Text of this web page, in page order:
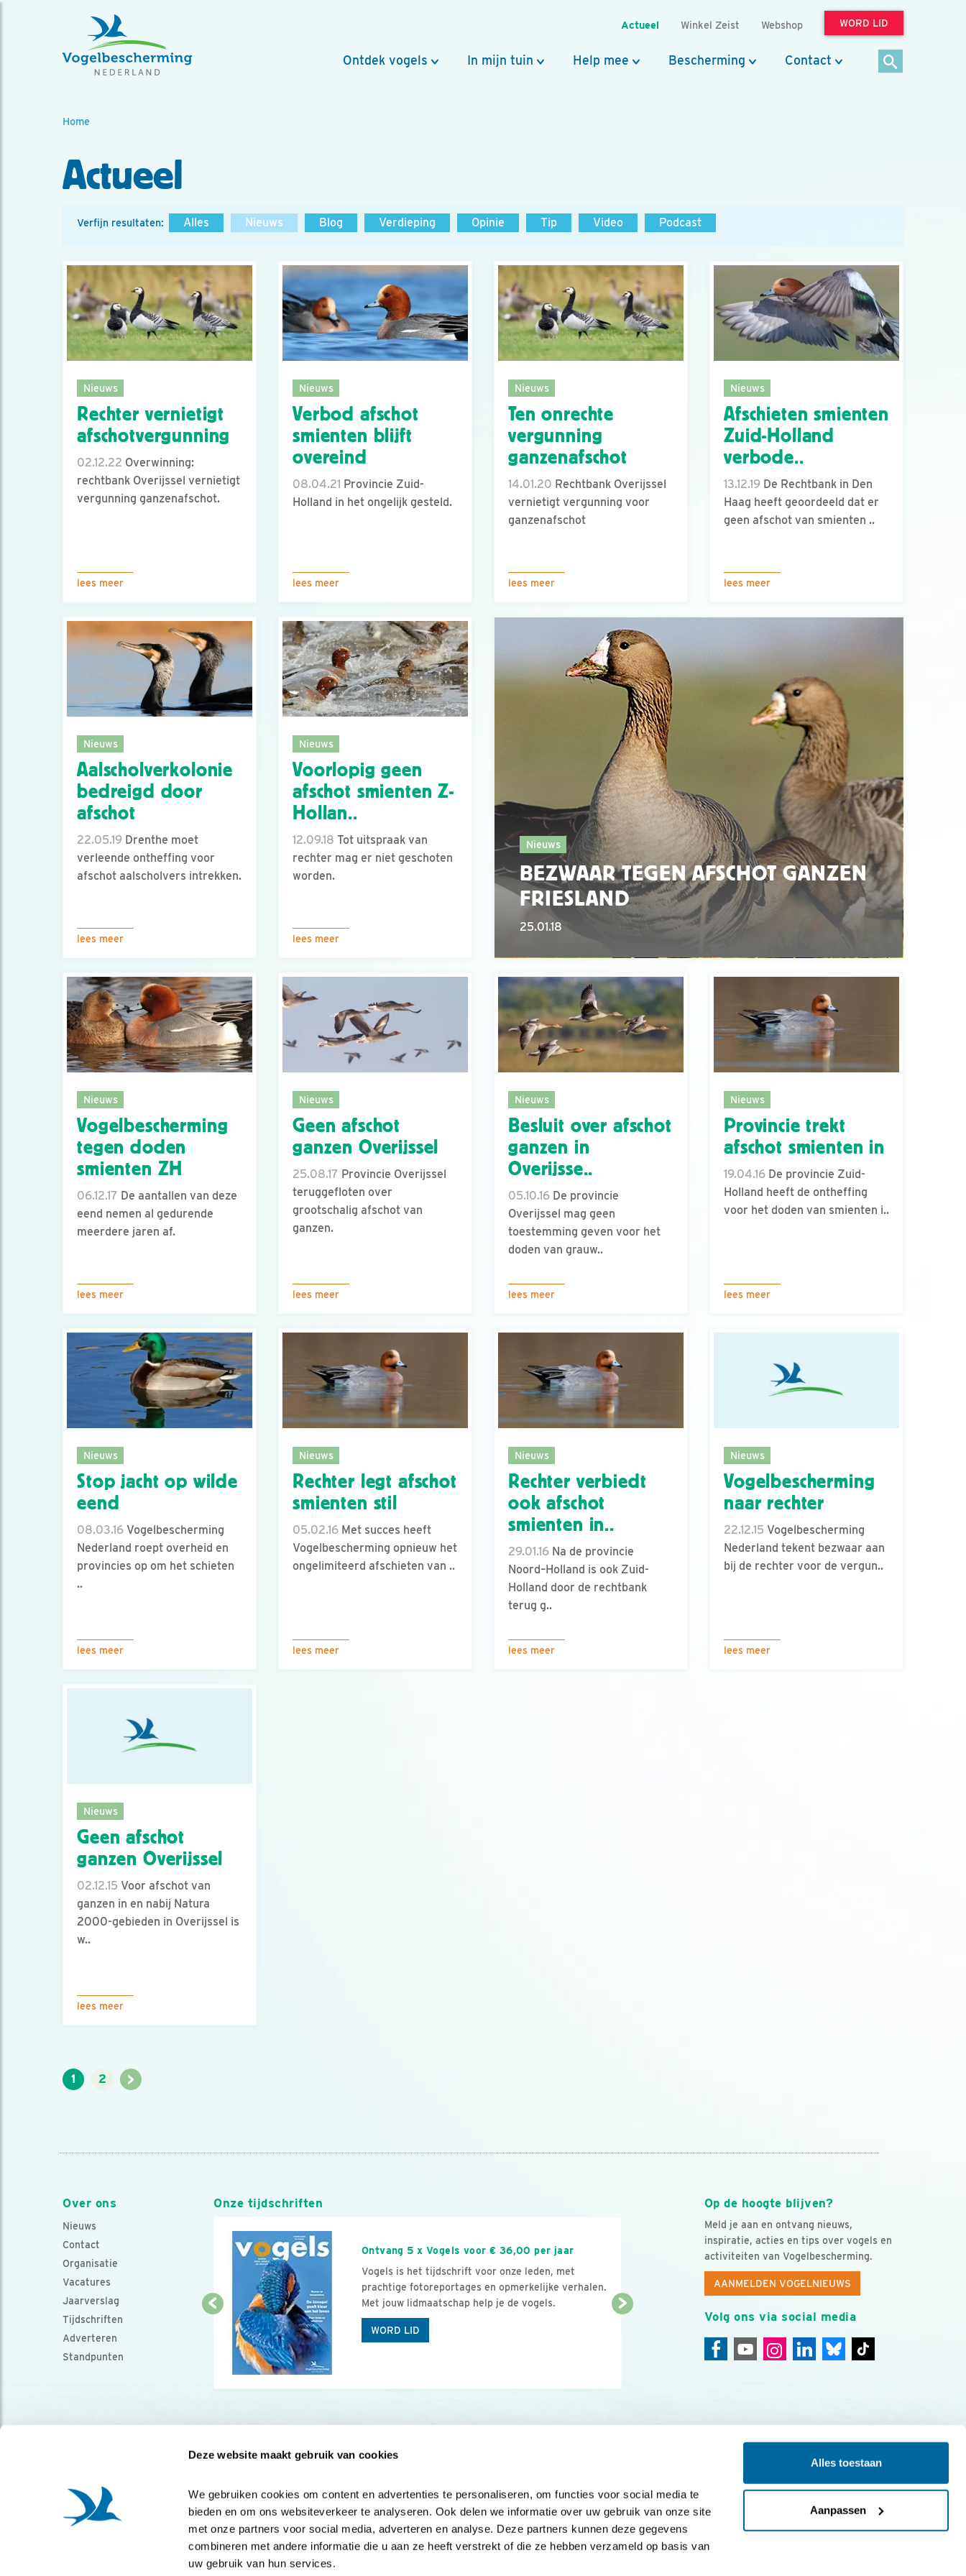
Deze website maakt gebruik van cookies
We gebruiken cookies om content en advertenties te personaliseren, om functies voor social media te
bieden en om ons websiteverkeer te analyseren. Ook delen we informatie over uw gebruik van onze site
met onze partners voor social media, adverteren en analyse. Deze partners kunnen deze gegevens
combineren met andere informatie die u aan ze heeft verstrekt of die ze hebben verzameld op basis van
uw gebruik van hun services.
Alles toestaan
Aanpassen
Actueel Winkel Zeist Webshop WORD LID
Ontdek vogels In mijn tuin Help mee Bescherming Contact
Home
Actueel
Verfijn resultaten: Alles Nieuws Blog Verdieping Opinie Tip Video Podcast
Nieuws
Rechter vernietigt
afschotvergunning
02.12.22 Overwinning:
rechtbank Overijssel vernietigt
vergunning ganzenafschot.
lees meer
Nieuws
Verbod afschot
smienten blijft
overeind
08.04.21 Provincie Zuid-
Holland in het ongelijk gesteld.
lees meer
Nieuws
Ten onrechte
vergunning
ganzenafschot
14.01.20 Rechtbank Overijssel
vernietigt vergunning voor
ganzenafschot
lees meer
Nieuws
Afschieten smienten
Zuid-Holland
verbode..
13.12.19 De Rechtbank in Den
Haag heeft geoordeeld dat er
geen afschot van smienten ..
lees meer
Nieuws
Aalscholverkolonie
bedreigd door
afschot
22.05.19 Drenthe moet
verleende ontheffing voor
afschot aalscholvers intrekken.
lees meer
Nieuws
Voorlopig geen
afschot smienten Z-
Hollan..
12.09.18 Tot uitspraak van
rechter mag er niet geschoten
worden.
lees meer
Nieuws
BEZWAAR TEGEN AFSCHOT GANZEN
FRIESLAND
25.01.18
Nieuws
Vogelbescherming
tegen doden
smienten ZH
06.12.17 De aantallen van deze
eend nemen al gedurende
meerdere jaren af.
lees meer
Nieuws
Geen afschot
ganzen Overijssel
25.08.17 Provincie Overijssel
teruggefloten over
grootschalig afschot van
ganzen.
lees meer
Nieuws
Besluit over afschot
ganzen in
Overijsse..
05.10.16 De provincie
Overijssel mag geen
toestemming geven voor het
doden van grauw..
lees meer
Nieuws
Provincie trekt
afschot smienten in
19.04.16 De provincie Zuid-
Holland heeft de ontheffing
voor het doden van smienten i..
lees meer
Nieuws
Stop jacht op wilde
eend
08.03.16 Vogelbescherming
Nederland roept overheid en
provincies op om het schieten
..
lees meer
Nieuws
Rechter legt afschot
smienten stil
05.02.16 Met succes heeft
Vogelbescherming opnieuw het
ongelimiteerd afschieten van ..
lees meer
Nieuws
Rechter verbiedt
ook afschot
smienten in..
29.01.16 Na de provincie
Noord–Holland is ook Zuid-
Holland door de rechtbank
terug g..
lees meer
Nieuws
Vogelbescherming
naar rechter
22.12.15 Vogelbescherming
Nederland tekent bezwaar aan
bij de rechter voor de vergun..
lees meer
Nieuws
Geen afschot
ganzen Overijssel
02.12.15 Voor afschot van
ganzen in en nabij Natura
2000-gebieden in Overijssel is
w..
lees meer
1 2 >
Over ons
Nieuws
Contact
Organisatie
Vacatures
Jaarverslag
Tijdschriften
Adverteren
Standpunten
Op de hoogte blijven?
Meld je aan en ontvang nieuws,
inspiratie, acties en tips over vogels en
activiteiten van Vogelbescherming.
AANMELDEN VOGELNIEUWS
Volg ons via social media
Onze tijdschriften
Ontvang 5 x Vogels voor € 36,00 per jaar
Vogels is het tijdschrift voor onze leden, met
prachtige fotoreportages en opmerkelijke verhalen.
Met jouw lidmaatschap help je de vogels.
WORD LID